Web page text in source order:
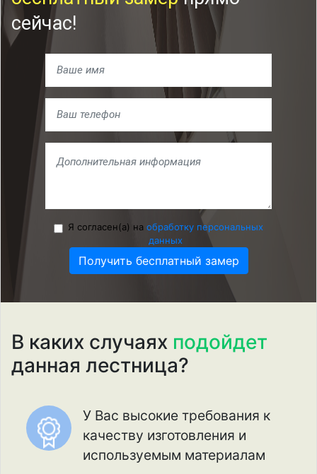
сейчас!
Я согласен(а) на обработку персональных
данных
Получить бесплатный замер
В каких случаях подойдет
данная лестница?
У Вас высокие требования к
качеству изготовления и
используемым материалам